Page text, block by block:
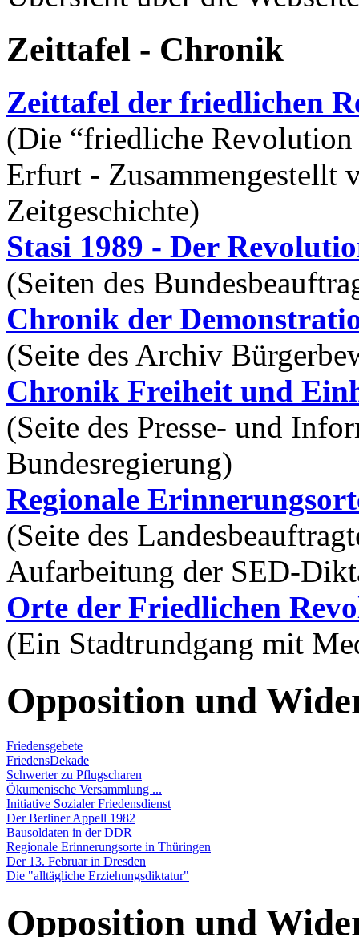
Zeittafel der friedlichen
Erfurt - Zusammengestellt
Zeitgeschichte)
Stasi 1989 - Der
(Seiten des
Chronik der
(Seite des Archiv
Chronik Freiheit und
(Seite des Presse- und
Bundesregierung)
Regionale
(Seite des
Aufarbeitung der SED-
Orte der Friedlichen
(Ein Stadtrundgang mit
Opposition und
Friedensgebete
FriedensDekade
Schwerter zu Pflugscharen
Initiative Sozialer Friedensdienst
Der Berliner Appell 1982
Bausoldaten in der DDR
Regionale Erinnerungsorte in Thüringen
Der 13. Februar in Dresden
Die "alltägliche Erziehungsdiktatur"
Opposition und
in Erfurt